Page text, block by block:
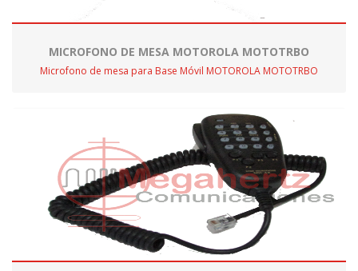
MICROFONO DE MESA MOTOROLA MOTOTRBO
Microfono de mesa para Base Móvil MOTOROLA MOTOTRBO